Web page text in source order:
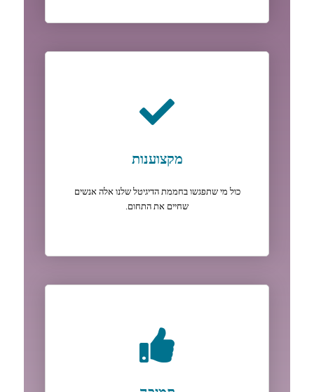
מקצוענות
כול מי שתפגשו בחממת הדיגיטל שלנו אלה אנשים
שחיים את התחום.